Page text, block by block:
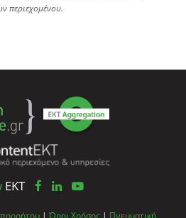
περιεχομένου.
EKT
| Όροι Χρήσης | Πνευματική